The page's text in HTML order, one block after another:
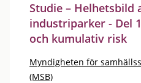
Studie – Helhetsbild
industriparker - Del
och kumulativ risk
Myndigheten för
(MSB)